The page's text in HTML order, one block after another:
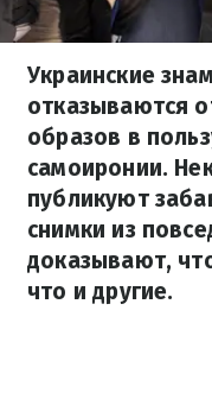
Украинские
отказываются
образов в
самоиронии.
публикуют
снимки из
доказывают,
что и другие.